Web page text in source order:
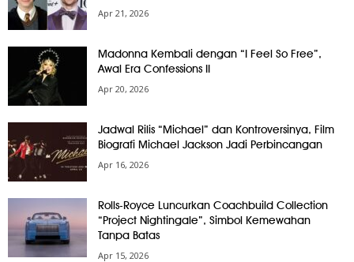
Apr 21, 2026
Madonna Kembali dengan “I Feel So Free”,
Awal Era Confessions II
Apr 20, 2026
Jadwal Rilis “Michael” dan Kontroversinya, Film
Biografi Michael Jackson Jadi Perbincangan
Apr 16, 2026
Rolls-Royce Luncurkan Coachbuild Collection
“Project Nightingale”, Simbol Kemewahan
Tanpa Batas
Apr 15, 2026